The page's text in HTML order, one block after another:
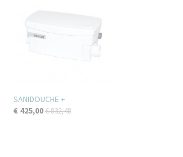
SANIDOUCHE +
€ 425,00€ 832,48